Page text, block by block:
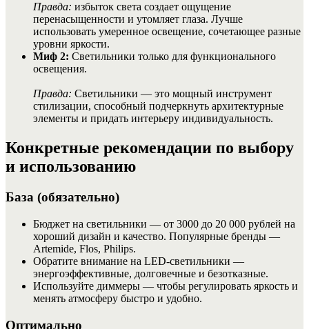
Правда: избыток света создает ощущение
перенасыщенности и утомляет глаза. Лучше
использовать умеренное освещение, сочетающее разные
уровни яркости.
Миф 2: Светильники только для функционального
освещения.
Правда: Светильники — это мощный инструмент
стилизации, способный подчеркнуть архитектурные
элементы и придать интерьеру индивидуальность.
Конкретные рекомендации по выбору
и использованию
База (обязательно)
Бюджет на светильники — от 3000 до 20 000 рублей на
хороший дизайн и качество. Популярные бренды —
Artemide, Flos, Philips.
Обратите внимание на LED-светильники —
энергоэффективные, долговечные и безотказные.
Используйте диммеры — чтобы регулировать яркость и
менять атмосферу быстро и удобно.
Оптимально